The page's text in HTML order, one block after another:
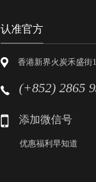
认准官方
香港新界火炭禾盛街
(+852) 2865
添加微信号
优惠福利早知道